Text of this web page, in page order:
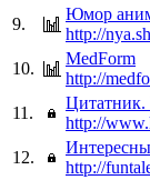
9.
Юмор
http://
10.
MedForm
http://
11.
Цитатник.
http://
12.
http://